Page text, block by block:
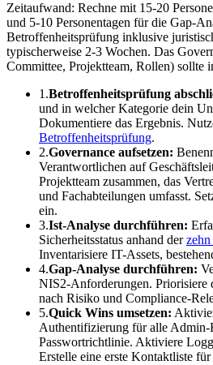
Zeitaufwand: Rechne mit 15-20
und 5-10 Personentagen für die Gap-
Betroffenheitsprüfung inklusive
typischerweise 2-3 Wochen. Das
Committee, Projektteam, Rollen) sollte
1.Betroffenheitsprüfung
und in welcher Kategorie dein
Dokumentiere das Ergebnis.
Betroffenheitsprüfung.
2.Governance aufsetzen:
Verantwortlichen auf
Projektteam zusammen, das
und Fachabteilungen umfasst.
ein.
3.Ist-Analyse durchführen:
Sicherheitsstatus anhand der
Inventarisiere IT-Assets,
4.Gap-Analyse durchführen:
NIS2-Anforderungen. Priorisiere
nach Risiko und Compliance-
5.Quick Wins umsetzen:
Authentifizierung für alle Admin-
Passwortrichtlinie. Aktiviere
Erstelle eine erste Kontaktliste